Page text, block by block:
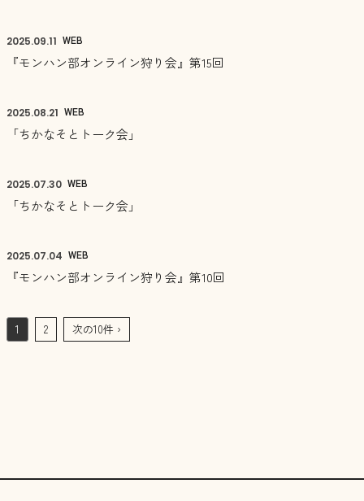
2025.09.11 WEB
『モンハン部オンライン狩り会』第15回
2025.08.21 WEB
「ちかなそとトーク会」
2025.07.30 WEB
「ちかなそとトーク会」
2025.07.04 WEB
『モンハン部オンライン狩り会』第10回
1 2 次の10件 ›